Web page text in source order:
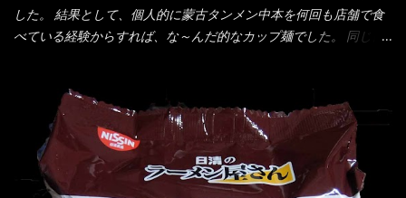
く...
ミンE)、クチナシ色素、ベニコウジ色素、香料、ビタミンB2、ビ
タミンB1、香辛料抽出物、 カロチン色素 、(一部にえび・小麦・
油脂、植物性たん白、食塩、とろろ芋、卵白)、かやく(小えびてん
ぷら)、添付調味料(砂糖、食塩、しょうゆ、魚介エキス、たん白加
水分解物、ねぎ、香辛料、 植物油 、香味油脂)／加工でん粉、調味
料(アミノ酸等)、炭酸カルシウム、カラメル色素、リン酸塩
(Na)、増粘多糖類、レシチン、酸化防止剤(ビタミンE)、クチナシ
した。 結果として、個人的に蒙古タンメン中本を何回も店舗で食
べている経験からすれば、な～んだ的なカップ麺でした。 同じ日
いつきました。 見た目は、炎のシルエットが辛さを醸し出してい
る・・・ でもパッケージに惑わされてはいけない！！ 私はペ
ヤングの【獄激辛焼きそば】を完食した漢だ。 その後の獄激辛カ
レーもな！ 今回、カップヌードル激辛味噌はカップに敢えて辛
さレベルが記載されている。 それはレベル5！ 日清としては最上